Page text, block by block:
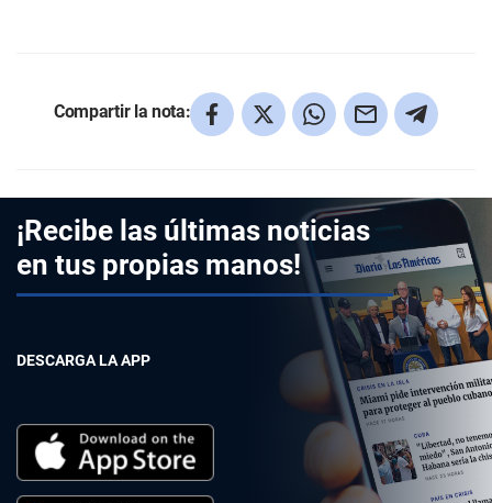
Compartir la nota:
¡Recibe las últimas noticias
en tus propias manos!
DESCARGA LA APP